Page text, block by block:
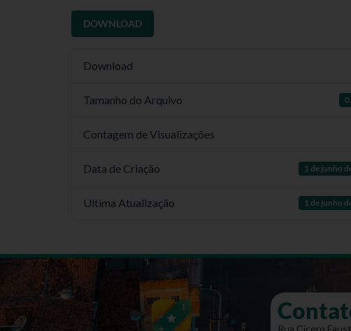
DOWNLOAD
Download
Tamanho do Arquivo
Contagem de Visualizações
Data de Criação 1 de junho
Ultima Atualização 1 de junho
Rua Cícero